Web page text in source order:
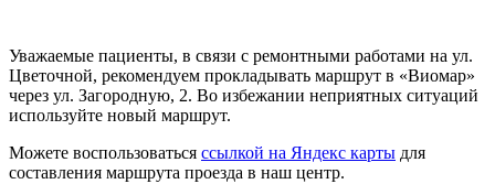
Уважаемые пациенты, в связи с ремонтными работами на ул.
Цветочной, рекомендуем прокладывать маршрут в «Виомар»
через ул. Загородную, 2. Во избежании неприятных ситуаций
используйте новый маршрут.
Можете воспользоваться ссылкой на Яндекс карты для
составления маршрута проезда в наш центр.